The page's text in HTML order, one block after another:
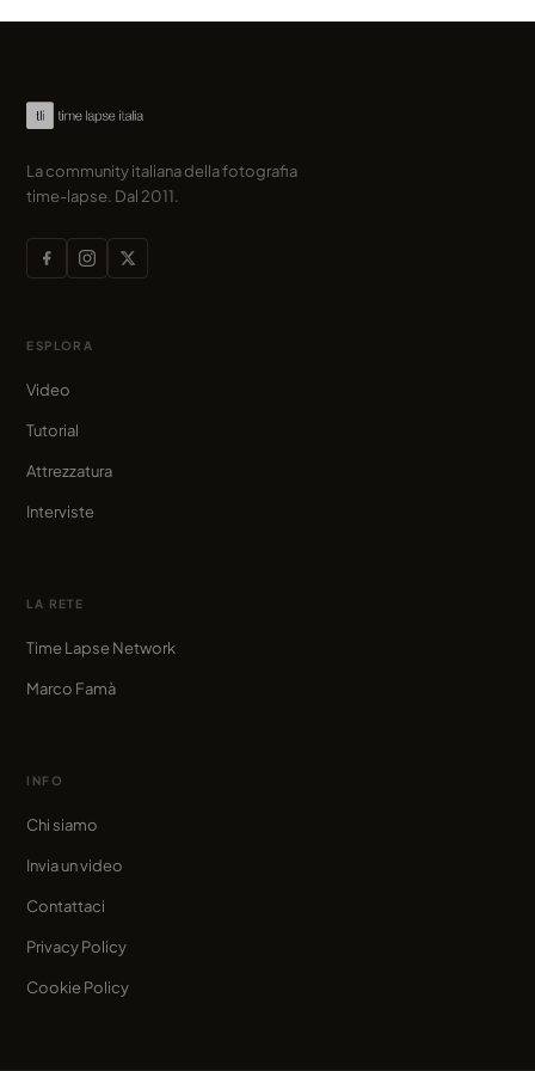
La community italiana della fotografia
time-lapse. Dal 2011.
ESPLORA
Video
Tutorial
Attrezzatura
Interviste
LA RETE
Time Lapse Network
Marco Famà
INFO
Chi siamo
Invia un video
Contattaci
Privacy Policy
Cookie Policy